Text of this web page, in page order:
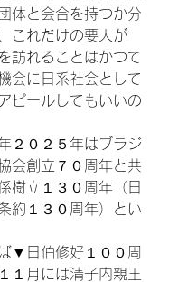
体と会合を持つか分
これだけの要人が
訪れることはかつて
会に日系社会として
ピールしてもいいの
２０２５年はブラジ
会創立７０周年と共
樹立１３０周年（日
約１３０周年）とい
▼日伯修好１００周
１月には清子内親王